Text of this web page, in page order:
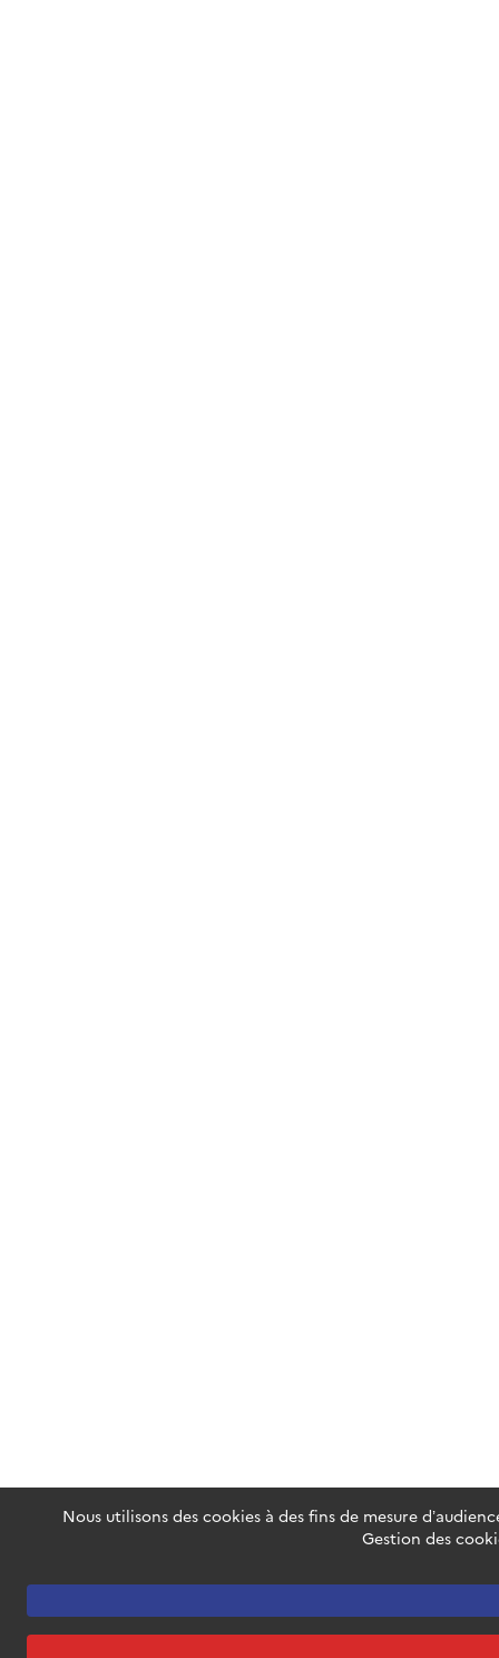
Nous utilisons des cookies à des fins de mesure
Gestion des